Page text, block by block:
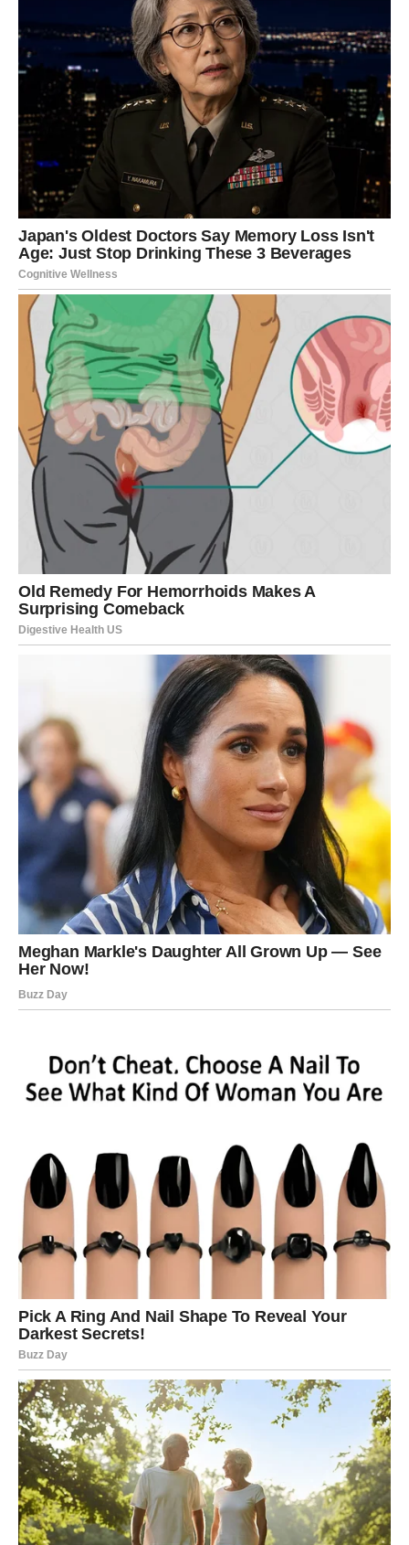
da bude prepoznato i nagrađeno.
Na duhovnom planu, Rak ulazi u fazu dubokog isceljenja.
Snovi mogu biti intenzivni i simbolični, a znaci iz
okruženja jasni i ponavljajući. Obratite pažnju na brojeve,
poruke, slučajne susrete – ništa nije slučajno. Ovo je
period u kome Univerzum razgovara sa vama kroz
suptilne znakove i osećaje.
Zdravlje se poboljšava kako se emocionalni teret
smanjuje. Rakovi shvataju koliko je važno voditi računa o
sebi, ne samo fizički, već i emotivno. Oslobađanje od
stresa, negativnih misli i prošlih povreda donosi osećaj
lakoće i mira. Male promene u svakodnevici mogu imati
veliki pozitivan efekat.
Ono što ove dane čini posebnim jeste
osećaj sigurnosti u
sopstvenu sudbinu. Rak više ne oseća potrebu da se
dokazuje, da se opravdava ili da nosi teret tuđih
očekivanja. Počinjete da živite u skladu sa sobom, da
birate ono što vam prija i da se udaljavate od svega što
vas iscrpljuje.
Mnogi Rakovi će u prvim danima februara doneti važnu
odluku – možda tiho, bez drame, ali sa ogromnim
značajem za budućnost. Ta odluka može biti vezana za
ljubav, posao ili lični razvoj, ali jedno je sigurno: vodi vas
ka mirnijem i ispunjenijem životu.
Ovo je period kada Rak shvata dačuda ne dolaze spolja,
već iznutra. Kada se vi promenite, svet oko vas počinje
da se menja. Prvi dani februara donose vam dokaz da se
strpljenje isplati, da su suze imale smisla i da se svaka
borba na kraju pretvara u snagu.
Na samom kraju ovog magičnog perioda, Rak oseća
zahvalnost. Zahvalnost prema sebi, prema životu, prema
svemu što je prošao. I upravo iz te zahvalnosti rađaju se
nova čuda.